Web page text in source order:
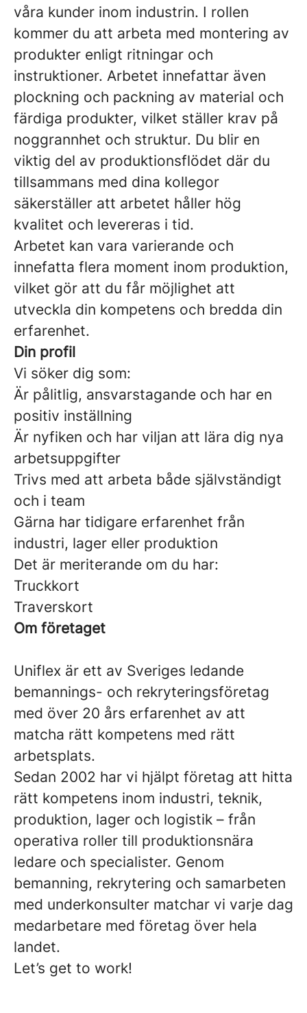
våra kunder inom industrin. I rollen
kommer du att arbeta med montering av
produkter enligt ritningar och
instruktioner. Arbetet innefattar även
plockning och packning av material och
färdiga produkter, vilket ställer krav på
noggrannhet och struktur. Du blir en
viktig del av produktionsflödet där du
tillsammans med dina kollegor
säkerställer att arbetet håller hög
kvalitet och levereras i tid.
Arbetet kan vara varierande och
innefatta flera moment inom produktion,
vilket gör att du får möjlighet att
utveckla din kompetens och bredda din
erfarenhet.
Din profil
Vi söker dig som:
Är pålitlig, ansvarstagande och har en
positiv inställning
Är nyfiken och har viljan att lära dig nya
arbetsuppgifter
Trivs med att arbeta både självständigt
och i team
Gärna har tidigare erfarenhet från
industri, lager eller produktion
Det är meriterande om du har:
Truckkort
Traverskort
Om företaget
Uniflex är ett av Sveriges ledande
bemannings- och rekryteringsföretag
med över 20 års erfarenhet av att
matcha rätt kompetens med rätt
arbetsplats.
Sedan 2002 har vi hjälpt företag att hitta
rätt kompetens inom industri, teknik,
produktion, lager och logistik – från
operativa roller till produktionsnära
ledare och specialister. Genom
bemanning, rekrytering och samarbeten
med underkonsulter matchar vi varje dag
medarbetare med företag över hela
landet.
Let’s get to work!